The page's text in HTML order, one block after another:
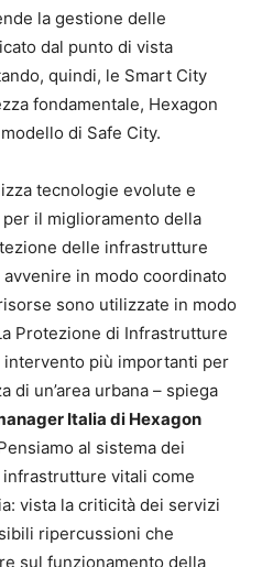
la gestione delle
dal punto di vista
quindi, le Smart City
fondamentale, Hexagon
di Safe City.
tecnologie evolute e
il miglioramento della
delle infrastrutture
in modo coordinato
sono utilizzate in modo
Protezione di Infrastrutture
più importanti per
di un’area urbana – spiega
Italia di Hexagon
al sistema dei
vitali come
vista la criticità dei servizi
ripercussioni che
sul funzionamento della